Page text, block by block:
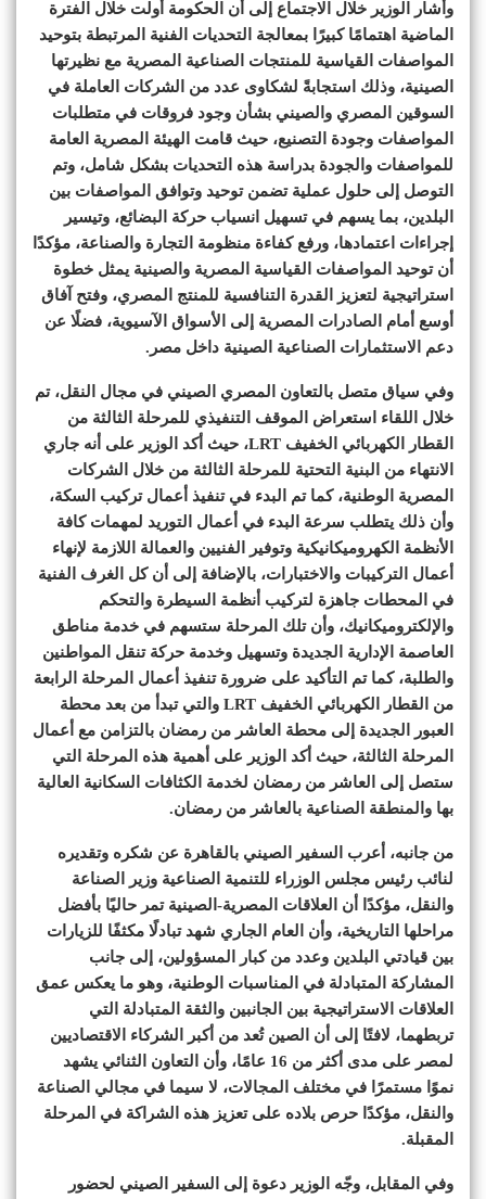
وأشار الوزير خلال الاجتماع إلى أن الحكومة أولت خلال الفترة
الماضية اهتمامًا كبيرًا بمعالجة التحديات الفنية المرتبطة بتوحيد
المواصفات القياسية للمنتجات الصناعية المصرية مع نظيرتها
الصينية، وذلك استجابةً لشكاوى عدد من الشركات العاملة في
السوقين المصري والصيني بشأن وجود فروقات في متطلبات
المواصفات وجودة التصنيع، حيث قامت الهيئة المصرية العامة
للمواصفات والجودة بدراسة هذه التحديات بشكل شامل، وتم
التوصل إلى حلول عملية تضمن توحيد وتوافق المواصفات بين
البلدين، بما يسهم في تسهيل انسياب حركة البضائع، وتيسير
إجراءات اعتمادها، ورفع كفاءة منظومة التجارة والصناعة، مؤكدًا
أن توحيد المواصفات القياسية المصرية والصينية يمثل خطوة
استراتيجية لتعزيز القدرة التنافسية للمنتج المصري، وفتح آفاق
أوسع أمام الصادرات المصرية إلى الأسواق الآسيوية، فضلًا عن
دعم الاستثمارات الصناعية الصينية داخل مصر.
وفي سياق متصل بالتعاون المصري الصيني في مجال النقل، تم
خلال اللقاء استعراض الموقف التنفيذي للمرحلة الثالثة من
القطار الكهربائي الخفيف LRT، حيث أكد الوزير على أنه جاري
الانتهاء من البنية التحتية للمرحلة الثالثة من خلال الشركات
المصرية الوطنية، كما تم البدء في تنفيذ أعمال تركيب السكة،
وأن ذلك يتطلب سرعة البدء في أعمال التوريد لمهمات كافة
الأنظمة الكهروميكانيكية وتوفير الفنيين والعمالة اللازمة لإنهاء
أعمال التركيبات والاختبارات، بالإضافة إلى أن كل الغرف الفنية
في المحطات جاهزة لتركيب أنظمة السيطرة والتحكم
والإلكتروميكانيك، وأن تلك المرحلة ستسهم في خدمة مناطق
العاصمة الإدارية الجديدة وتسهيل وخدمة حركة تنقل المواطنين
والطلبة، كما تم التأكيد على ضرورة تنفيذ أعمال المرحلة الرابعة
من القطار الكهربائي الخفيف LRT والتي تبدأ من بعد محطة
العبور الجديدة إلى محطة العاشر من رمضان بالتزامن مع أعمال
المرحلة الثالثة، حيث أكد الوزير على أهمية هذه المرحلة التي
ستصل إلى العاشر من رمضان لخدمة الكثافات السكانية العالية
بها والمنطقة الصناعية بالعاشر من رمضان.
من جانبه، أعرب السفير الصيني بالقاهرة عن شكره وتقديره
لنائب رئيس مجلس الوزراء للتنمية الصناعية وزير الصناعة
والنقل، مؤكدًا أن العلاقات المصرية-الصينية تمر حاليًا بأفضل
مراحلها التاريخية، وأن العام الجاري شهد تبادلًا مكثفًا للزيارات
بين قيادتي البلدين وعدد من كبار المسؤولين، إلى جانب
المشاركة المتبادلة في المناسبات الوطنية، وهو ما يعكس عمق
العلاقات الاستراتيجية بين الجانبين والثقة المتبادلة التي
تربطهما، لافتًا إلى أن الصين تُعد من أكبر الشركاء الاقتصاديين
لمصر على مدى أكثر من 16 عامًا، وأن التعاون الثنائي يشهد
نموًا مستمرًا في مختلف المجالات، لا سيما في مجالي الصناعة
والنقل، مؤكدًا حرص بلاده على تعزيز هذه الشراكة في المرحلة
المقبلة.
وفي المقابل، وجّه الوزير دعوة إلى السفير الصيني لحضور